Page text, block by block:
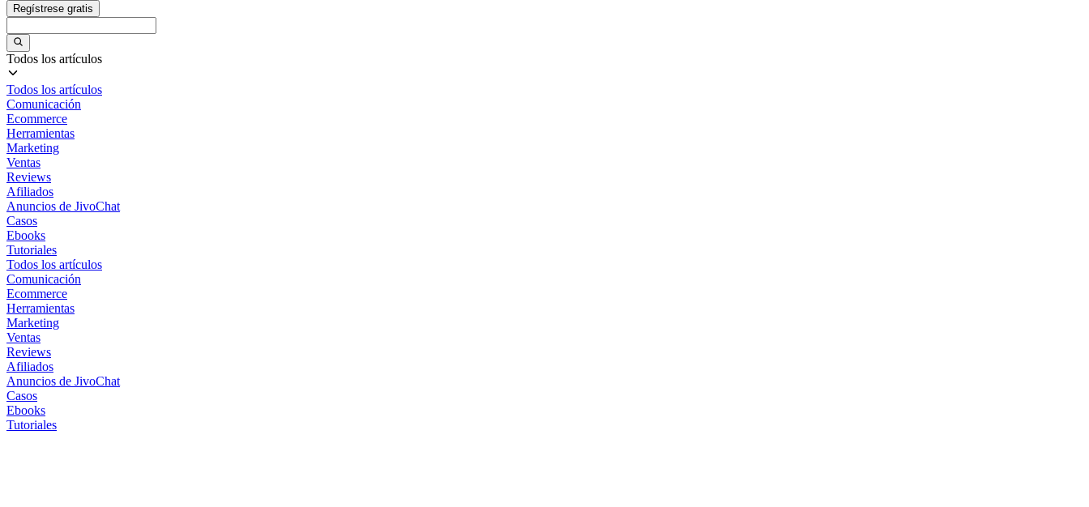
Regístrese gratis
Todos los artículos
Todos los artículos
Comunicación
Ecommerce
Herramientas
Marketing
Ventas
Reviews
Afiliados
Anuncios de JivoChat
Casos
Ebooks
Tutoriales
Todos los artículos
Comunicación
Ecommerce
Herramientas
Marketing
Ventas
Reviews
Afiliados
Anuncios de JivoChat
Casos
Ebooks
Tutoriales